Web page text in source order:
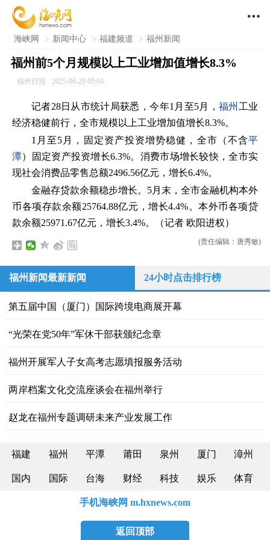

海峡网 > 新闻中心 > 福建频道 > 福州新闻
福州前5个月规模以上工业增加值增长8.3%
福州日报 2025-06-29 09:04
记者28日从市统计局获悉，今年1月至5月， 福州 工业
经济稳健前行，全市规模以上工业增加值增长8.3%。
1月至5月，固定资产投资增势稳健，全市（不含平
潭）固定资产投资增长6.3%。消费市场增长较快，全市实
现社会消费品零售总额2496.56亿元，增长6.4%。
金融存贷款余额稳步增长。5月末，全市金融机构本外
币各项存款余额25764.88亿元，增长4.4%。本外币各项贷
款余额25971.67亿元，增长3.4%。（记者 欧阳进权）
(责任编辑：唐秀敏)
福州新闻最新新闻 24小时点击排行榜
第五届中国（厦门）国际跨境电商展开幕
“光荣在党50年”军休干部获颁纪念章
福州开展军人子女高考志愿填报服务活动
两岸档案文化交流座谈会在福州举行
赵龙在福州专题调研未来产业发展工作
福建 福州 平潭 莆田 泉州 厦门 漳州
国内 国际 台海 财经 科技 娱乐 体育
手机海峡网 m.hxnews.com
返回顶部